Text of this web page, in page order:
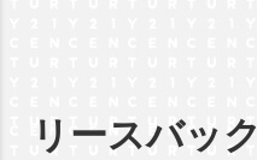
リースバック